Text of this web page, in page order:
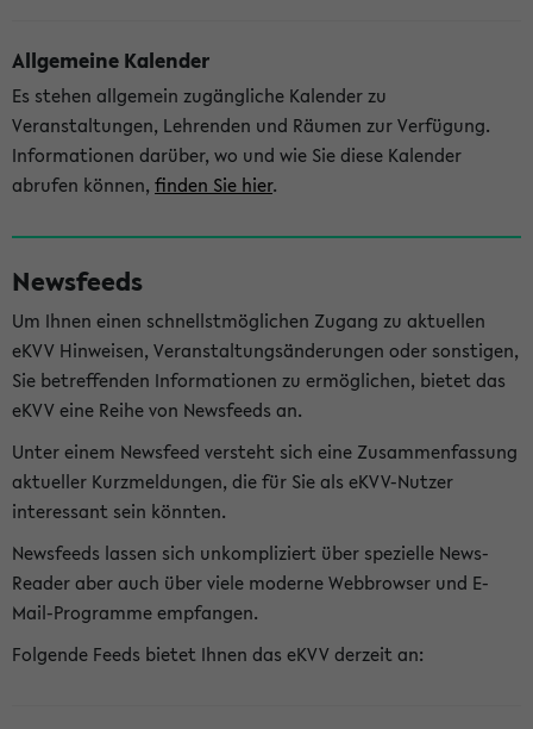
Allgemeine Kalender
Es stehen allgemein zugängliche Kalender zu
Veranstaltungen, Lehrenden und Räumen zur Verfügung.
Informationen darüber, wo und wie Sie diese Kalender
abrufen können, finden Sie hier.
Newsfeeds
Um Ihnen einen schnellstmöglichen Zugang zu aktuellen
eKVV Hinweisen, Veranstaltungsänderungen oder sonstigen,
Sie betreffenden Informationen zu ermöglichen, bietet das
eKVV eine Reihe von Newsfeeds an.
Unter einem Newsfeed versteht sich eine Zusammenfassung
aktueller Kurzmeldungen, die für Sie als eKVV-Nutzer
interessant sein könnten.
Newsfeeds lassen sich unkompliziert über spezielle News-
Reader aber auch über viele moderne Webbrowser und E-
Mail-Programme empfangen.
Folgende Feeds bietet Ihnen das eKVV derzeit an: